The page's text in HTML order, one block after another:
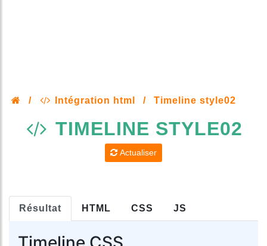
/ Intégration html / Timeline style02
TIMELINE STYLE02
Actualiser
Résultat HTML CSS JS